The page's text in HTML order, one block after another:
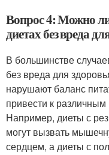
Вопрос 4: Можно
диетах без вреда
В большинстве
без вреда для
нарушают баланс
привести к
Например, диеты с
могут вызвать
сердцем, а диеты с